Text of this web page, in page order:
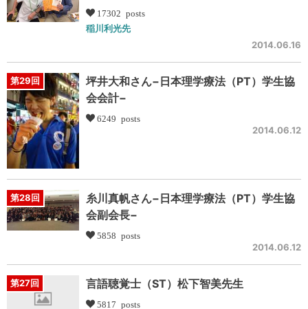
17302 posts
稲川利光先
2014.06.16
第29回
坪井大和さん−日本理学療法（PT）学生協
会会計−
6249 posts
2014.06.12
第28回
糸川真帆さん−日本理学療法（PT）学生協
会副会長−
5858 posts
2014.06.12
第27回 言語聴覚士（ST）松下智美先生
5817 posts